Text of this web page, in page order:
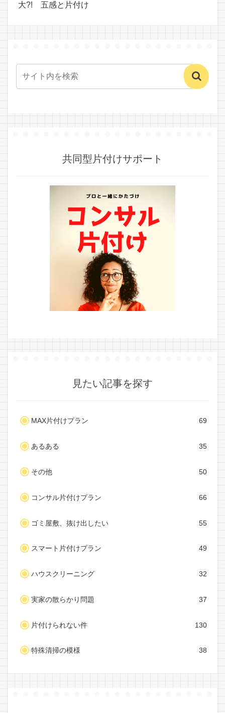
大?! 五感と片付け
共同型片付けサポート
見たい記事を探す
MAX片付けプラン 69
あるある 35
その他 50
コンサル片付けプラン 66
ゴミ屋敷、抜け出したい 55
スマート片付けプラン 49
ハウスクリーニング 32
実家の散らかり問題 37
片付けられない件 130
特殊清掃の模様 38